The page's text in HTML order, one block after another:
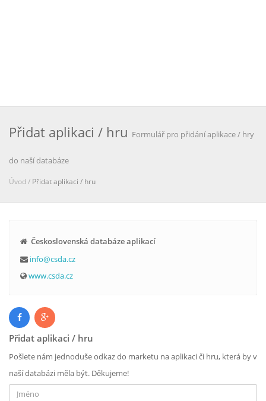
Přidat aplikaci / hru Formulář pro přidání aplikace / hry
do naší databáze
Úvod / Přidat aplikaci / hru
Československá databáze aplikací
info@csda.cz
www.csda.cz
Přidat aplikaci / hru
Pošlete nám jednoduše odkaz do marketu na aplikaci či hru, která by v
naší databázi měla být. Děkujeme!